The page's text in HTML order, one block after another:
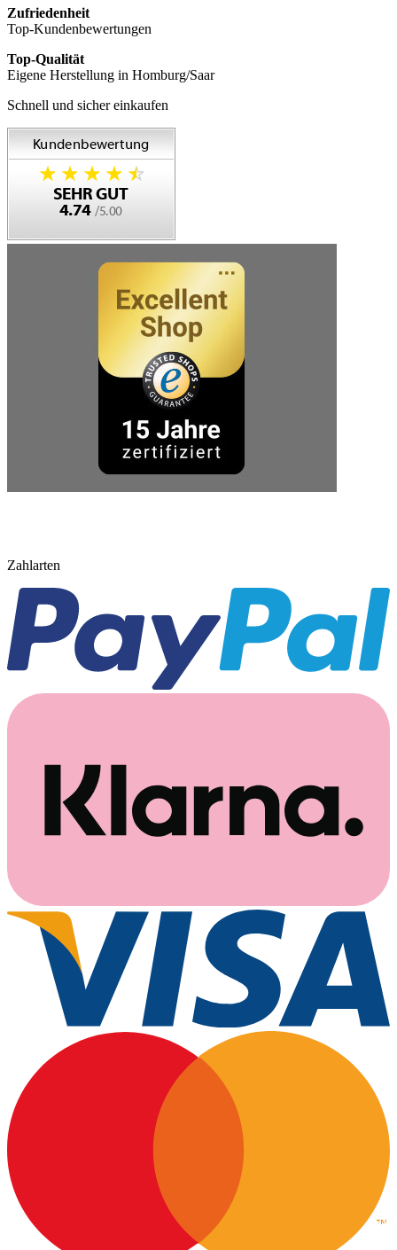
Zufriedenheit
Top-Kundenbewertungen
Top-Qualität
Eigene Herstellung in Homburg/Saar
Schnell und sicher einkaufen
Zahlarten